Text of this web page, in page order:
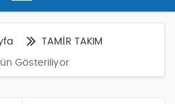
TAMİR TAKIM
Gösteriliyor